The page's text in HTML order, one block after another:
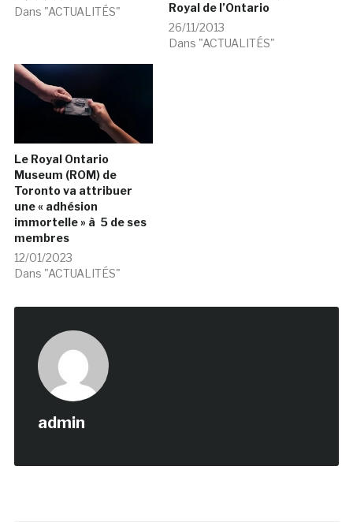
Dans "ACTUALITÉS"
Royal de l’Ontario
26/11/2013
Dans "ACTUALITÉS"
Le Royal Ontario
Museum (ROM) de
Toronto va attribuer
une « adhésion
immortelle » à 5 de ses
membres
12/01/2023
Dans "ACTUALITÉS"
admin